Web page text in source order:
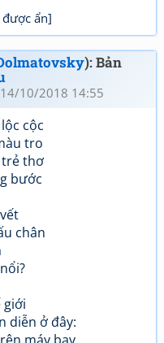
ẩn]
): Bản
10/2018 14:55
cộc
tro
trẻ thơ
bước
chân
giới
diễn ở đây: